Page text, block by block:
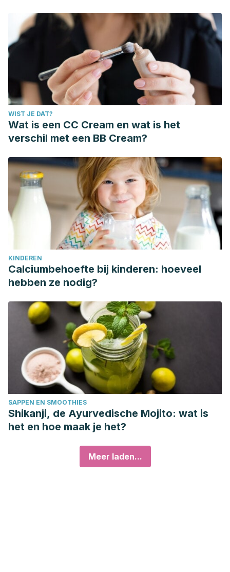
WIST JE DAT?
Wat is een CC Cream en wat is het
verschil met een BB Cream?
KINDEREN
Calciumbehoefte bij kinderen: hoeveel
hebben ze nodig?
SAPPEN EN SMOOTHIES
Shikanji, de Ayurvedische Mojito: wat is
het en hoe maak je het?
Meer laden...